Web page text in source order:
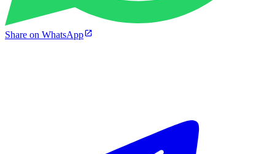
Share on WhatsApp